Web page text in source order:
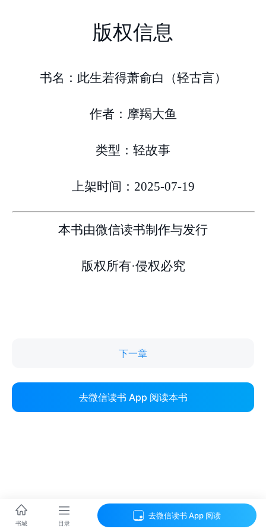
下一章
去微信读书 App 阅读本书
书城 目录
去微信读书 App 阅读